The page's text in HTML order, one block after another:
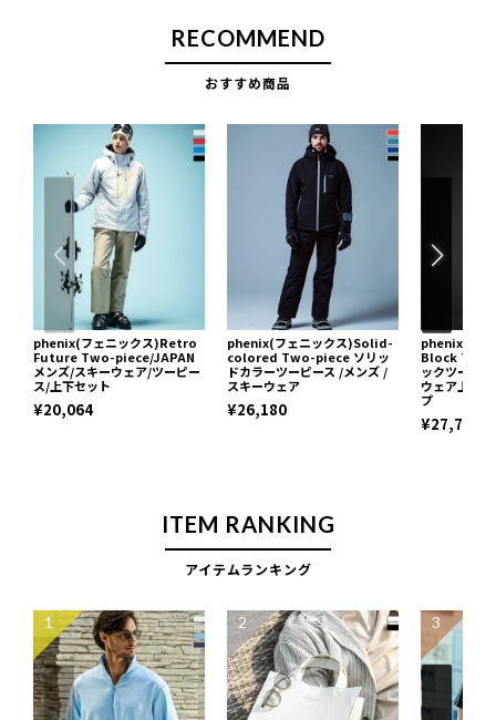
RECOMMEND
おすすめ商品
phenix(フェニックス)Retro
Future Two-piece/JAPAN
メンズ/スキーウェア/ツーピー
ス/上下セット
¥20,064
phenix(フェニックス)Solid-
colored Two-piece ソリッ
ドカラーツーピース /メンズ /
スキーウェア
¥26,180
phenix(フ
Block Two-
ックツーピ
ウェア上下
プ
¥27,720
ITEM RANKING
アイテムランキング
1 2 3